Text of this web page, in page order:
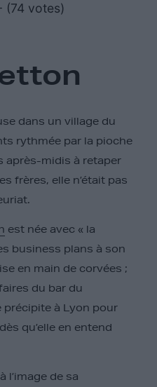
(74 votes)
dans un village du
rythmée par la pioche
après-midis à retaper
frères, elle n’était pas
est née avec « la
business plans à son
en main de corvées ;
du bar du
à Lyon pour
qu’elle en entend
l’image de sa